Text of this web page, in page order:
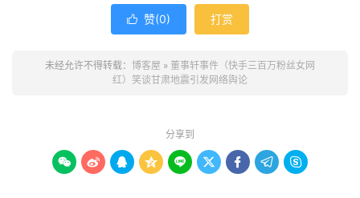
 赞(0) 打赏
未经允许不得转载： 博客屋 » 董事轩事件（快手三百万粉丝女网
红）笑谈甘肃地震引发网络舆论
分享到
        